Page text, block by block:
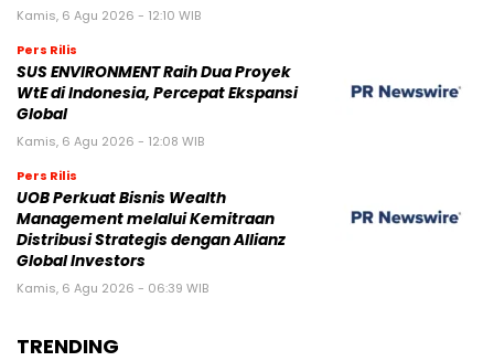
Kamis, 6 Agu 2026 - 12:10 WIB
Pers Rilis
SUS ENVIRONMENT Raih Dua Proyek
WtE di Indonesia, Percepat Ekspansi
Global
Kamis, 6 Agu 2026 - 12:08 WIB
Pers Rilis
UOB Perkuat Bisnis Wealth
Management melalui Kemitraan
Distribusi Strategis dengan Allianz
Global Investors
Kamis, 6 Agu 2026 - 06:39 WIB
TRENDING